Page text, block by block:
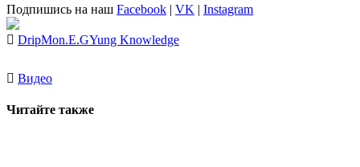
Подпишись на наш Facebook | VK | Instagram
DripMon.E.GYung Knowledge
Видео
Читайте также